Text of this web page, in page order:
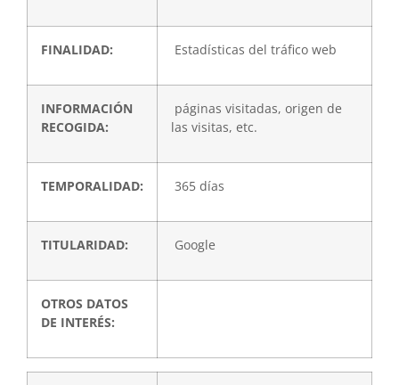
FINALIDAD: Estadísticas del tráfico web
INFORMACIÓN
RECOGIDA:
páginas visitadas, origen de
las visitas, etc.
TEMPORALIDAD: 365 días
TITULARIDAD: Google
OTROS DATOS
DE INTERÉS: